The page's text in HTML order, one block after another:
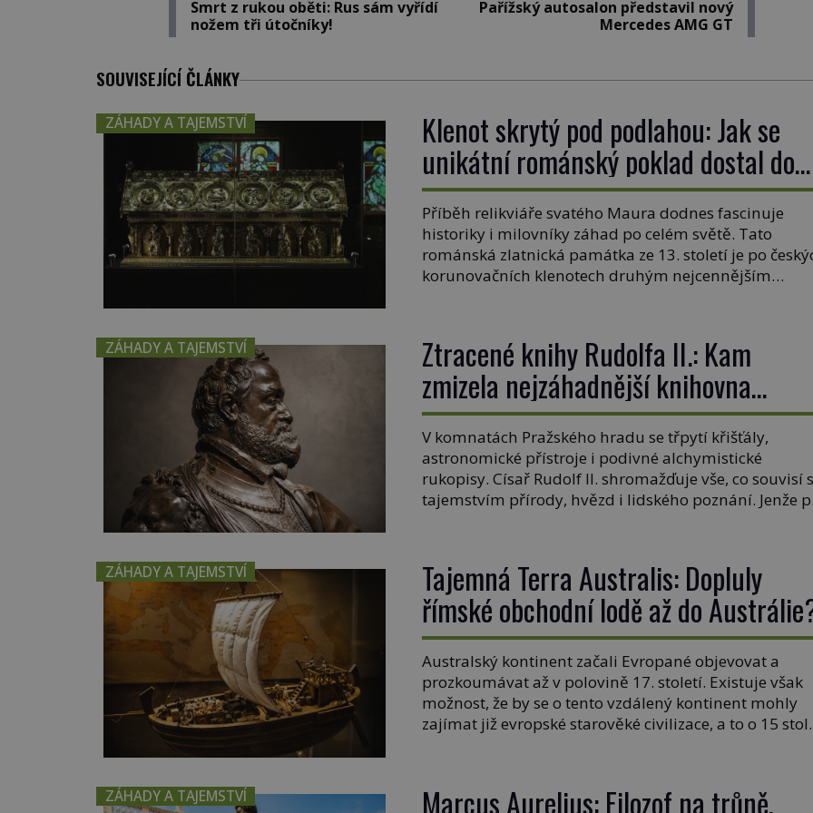
Smrt z rukou oběti: Rus sám vyřídí
nožem tři útočníky!
Pařížský autosalon představil nový
Mercedes AMG GT
SOUVISEJÍCÍ ČLÁNKY
ZÁHADY A TAJEMSTVÍ Klenot skrytý pod podlahou: Jak se
unikátní románský poklad dostal do
zapadlého Bečova?
Příběh relikviáře svatého Maura dodnes fascinuje
historiky i milovníky záhad po celém světě. Tato
románská zlatnická památka ze 13. století je po
korunovačních klenotech druhým nejcennějším
kriminalistů úspěšně nalezen, jeho minulost stále
obestírá hustá mlha. Otázky, jak přesně se tato […]
ZÁHADY A TAJEMSTVÍ Ztracené knihy Rudolfa II.: Kam
zmizela nejzáhadnější knihovna
Evropy?
V komnatách Pražského hradu se třpytí křišťály,
astronomické přístroje i podivné alchymistické
rukopisy. Císař Rudolf II. shromažďuje vše, co souvisí s
tajemstvím přírody, hvězd i lidského poznání. Jenže
existují ještě někde zapomenuté rukopisy, které nikdo
[…]
ZÁHADY A TAJEMSTVÍ Tajemná Terra Australis: Dopluly
římské obchodní lodě až do
Australský kontinent začali Evropané objevovat a
prozkoumávat až v polovině 17. století. Existuje však
možnost, že by se o tento vzdálený kontinent mohly
zajímat již evropské starověké civilizace, a to o 15
ZÁHADY A TAJEMSTVÍ Marcus Aurelius: Filozof na trůně,